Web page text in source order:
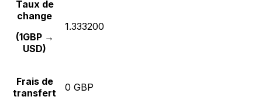
Taux de
change
(1GBP →
USD)
1.333200
Frais de
transfert
0 GBP